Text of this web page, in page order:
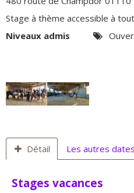
Stage à thème accessible à
Niveaux admis
Détail Les autres dates
Stages vacances